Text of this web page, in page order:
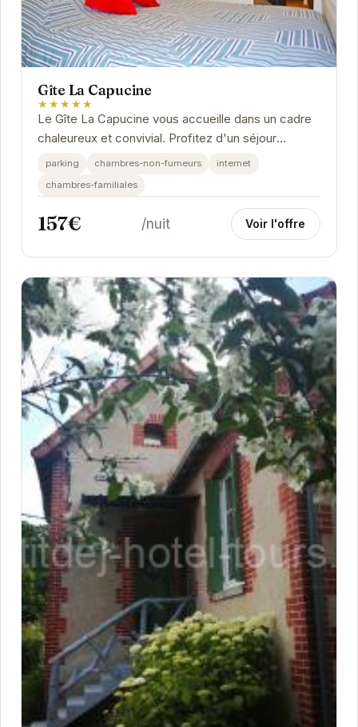
Gîte La Capucine
★★★★★
Le Gîte La Capucine vous accueille dans un cadre
chaleureux et convivial. Profitez d'un séjour
paisible dans ce gîte entièrement équipé,...
parking chambres-non-fumeurs
internet
chambres-familiales
157€ /nuit Voir l'offre